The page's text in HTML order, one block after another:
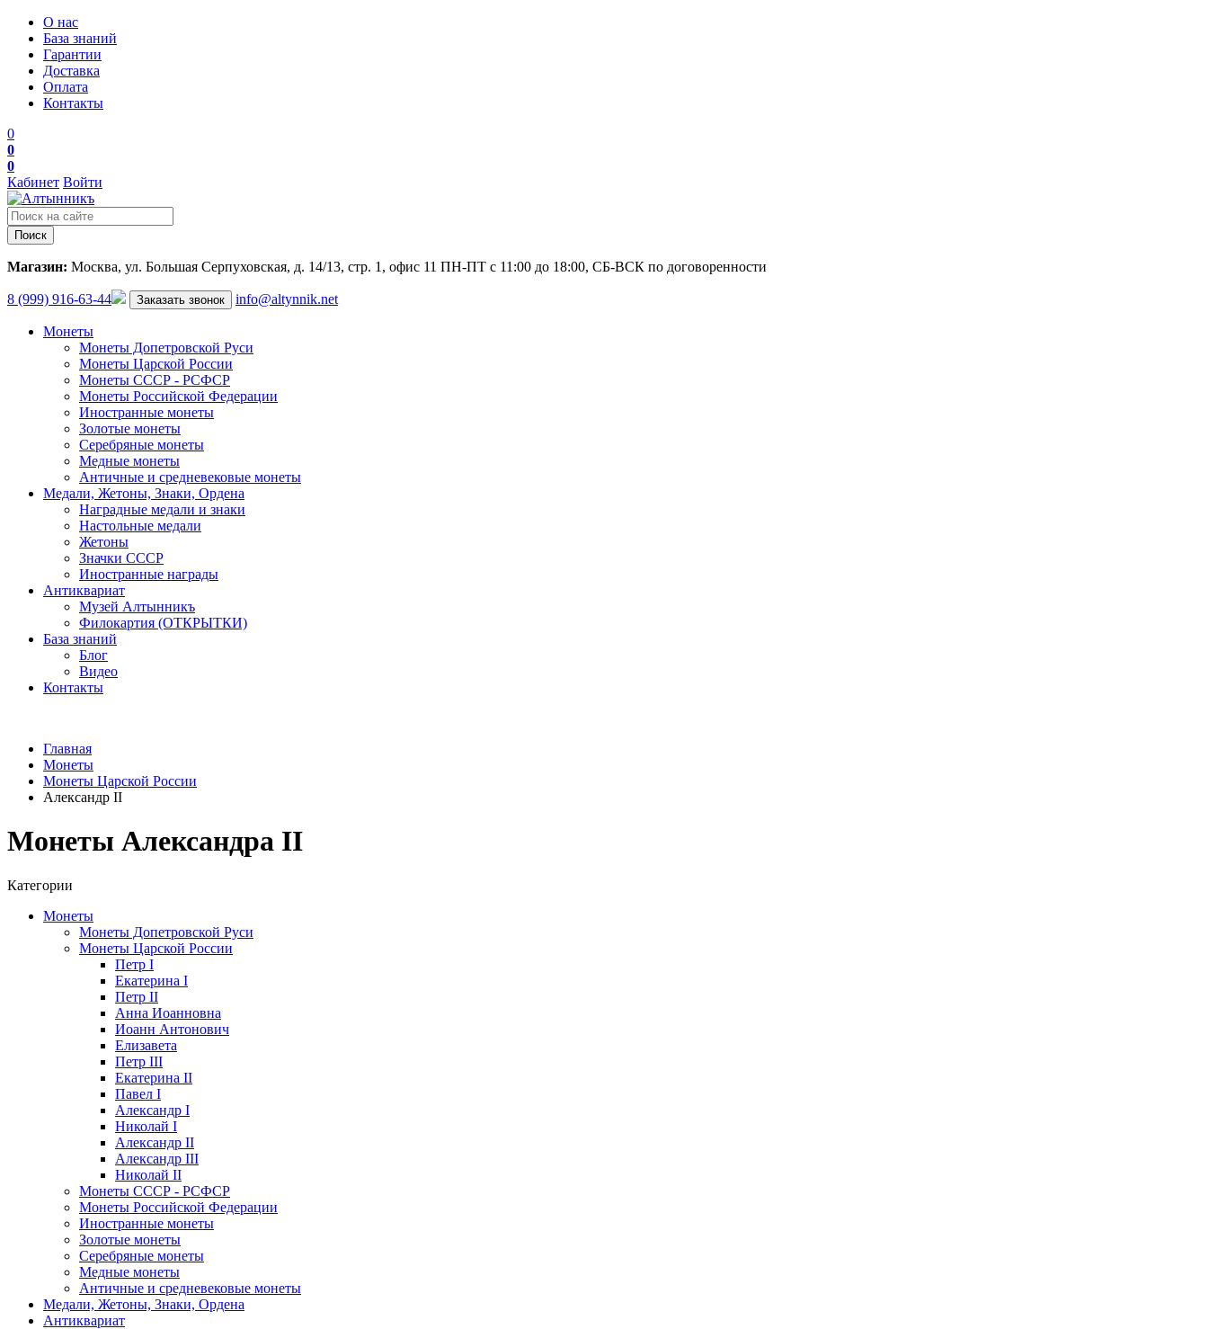
О нас
База знаний
Гарантии
Доставка
Оплата
Контакты
0
0
0
Кабинет Войти
Поиск
Магазин: Москва, ул. Большая Серпуховская, д. 14/13, стр. 1, офис 11 ПН-ПТ с 11:00 до 18:00, СБ-ВСК по договоренности
8 (999) 916-63-44 Заказать звонок info@altynnik.net
Монеты
Монеты Допетровской Руси
Монеты Царской России
Монеты СССР - РСФСР
Монеты Российской Федерации
Иностранные монеты
Золотые монеты
Серебряные монеты
Медные монеты
Античные и средневековые монеты
Медали, Жетоны, Знаки, Ордена
Наградные медали и знаки
Настольные медали
Жетоны
Значки СССР
Иностранные награды
Антиквариат
Музей Алтынникъ
Филокартия (ОТКРЫТКИ)
База знаний
Блог
Видео
Контакты
Главная
Монеты
Монеты Царской России
Александр II
Монеты Александра II
Категории
Монеты
Монеты Допетровской Руси
Монеты Царской России
Петр I
Екатерина I
Петр II
Анна Иоанновна
Иоанн Антонович
Елизавета
Петр III
Екатерина II
Павел I
Александр I
Николай I
Александр II
Александр III
Николай II
Монеты СССР - РСФСР
Монеты Российской Федерации
Иностранные монеты
Золотые монеты
Серебряные монеты
Медные монеты
Античные и средневековые монеты
Медали, Жетоны, Знаки, Ордена
Антиквариат